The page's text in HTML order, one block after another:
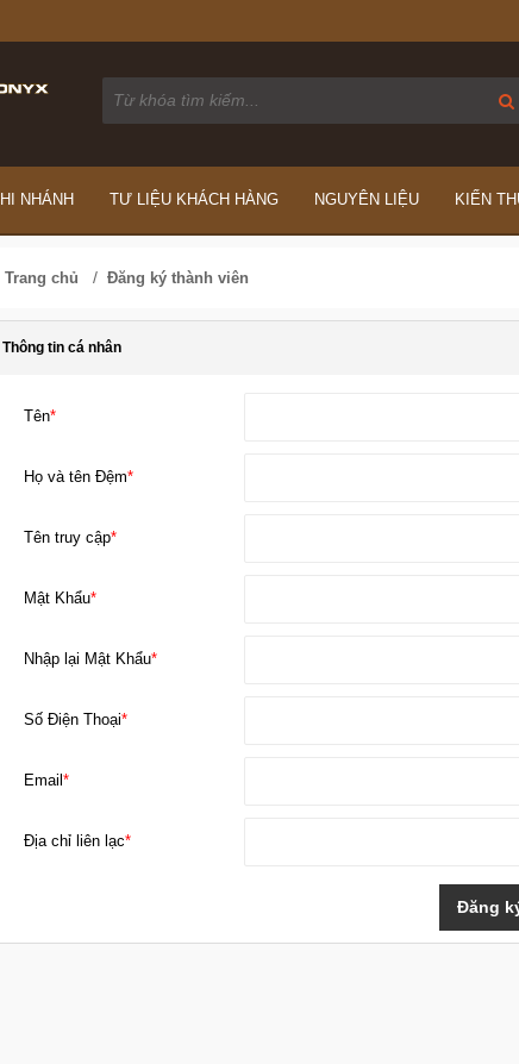
NHÁNH TƯ LIỆU KHÁCH HÀNG NGUYÊN LIỆU KIẾN
Trang chủ / Đăng ký thành viên
Thông tin cá nhân
Tên*
Họ và tên Đệm*
Tên truy cập*
Mật Khẩu*
Nhập lại Mật Khẩu*
Số Điện Thoại*
Email *
Địa chỉ liên lạc*